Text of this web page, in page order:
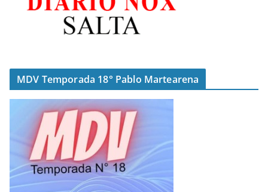
MDV Temporada 18° Pablo Martearena